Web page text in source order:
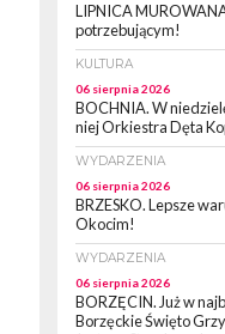
LIPNICA
potrzebującym!
KULTURA
06 sierpnia 2026
BOCHNIA. W
niej Orkiestra Dęta
WYDARZENIA
06 sierpnia 2026
BRZESKO. Lepsze
Okocim!
WYDARZENIA
06 sierpnia 2026
BORZĘCIN. Już w
Borzęckie Święto